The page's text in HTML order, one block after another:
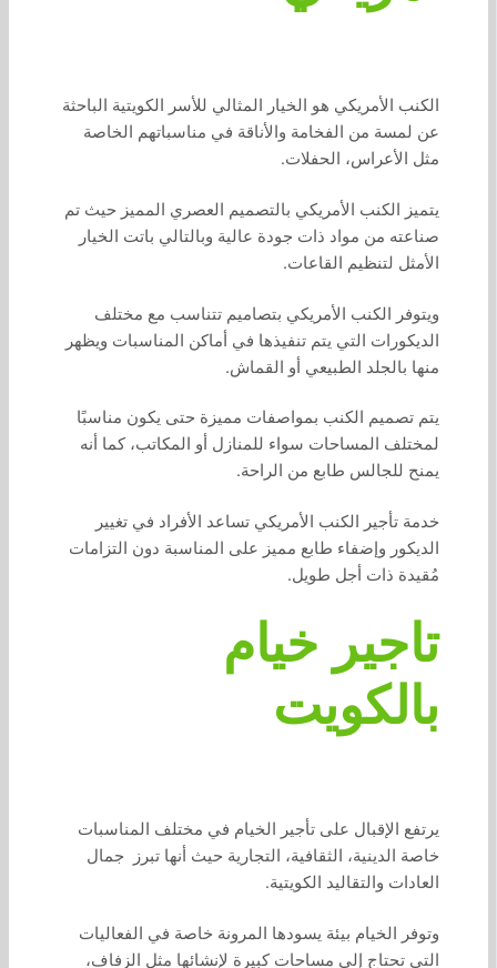
الكنب الأمريكي هو الخيار المثالي للأسر الكويتية الباحثة
عن لمسة من الفخامة والأناقة في مناسباتهم الخاصة
مثل الأعراس، الحفلات.
يتميز الكنب الأمريكي بالتصميم العصري المميز حيث تم
صناعته من مواد ذات جودة عالية وبالتالي باتت الخيار
الأمثل لتنظيم القاعات.
ويتوفر الكنب الأمريكي بتصاميم تتناسب مع مختلف
الديكورات التي يتم تنفيذها في أماكن المناسبات ويظهر
منها بالجلد الطبيعي أو القماش.
يتم تصميم الكنب بمواصفات مميزة حتى يكون مناسبًا
لمختلف المساحات سواء للمنازل أو المكاتب، كما أنه
يمنح للجالس طابع من الراحة.
خدمة تأجير الكنب الأمريكي تساعد الأفراد في تغيير
الديكور وإضفاء طابع مميز على المناسبة دون التزامات
مُقيدة ذات أجل طويل.
تاجير خيام
بالكويت
يرتفع الإقبال على تأجير الخيام في مختلف المناسبات
خاصة الدينية، الثقافية، التجارية حيث أنها تبرز جمال
العادات والتقاليد الكويتية.
وتوفر الخيام بيئة يسودها المرونة خاصة في الفعاليات
التي تحتاج إلى مساحات كبيرة لإنشائها مثل الزفاف،